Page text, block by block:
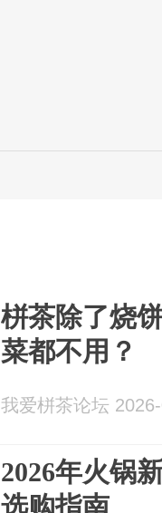
栟茶除了烧
菜都不用？
我爱栟茶论坛
2026年火锅
选购指南